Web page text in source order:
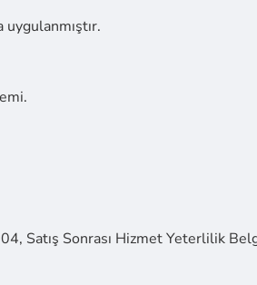
Satış Sonrası Hizmet Yeterlilik